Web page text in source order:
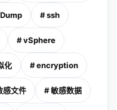
# ssh
# vSphere
化 # encryption
感文件 # 敏感数据